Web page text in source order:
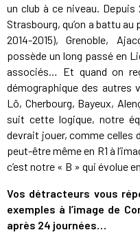
un club à ce niveau.
Strasbourg, qu’on a battu
2014-2015), Grenoble,
possède un long passé en
associés… Et quand on
démographique des autres
Lô, Cherbourg, Bayeux,
suit cette logique, notre
devrait jouer, comme celles
peut-être même en R1 à
c’est notre « B » qui évolue
Vos détracteurs vous
exemples à l’image de
après 24 journées…